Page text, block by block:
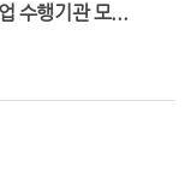
수행기관 모...